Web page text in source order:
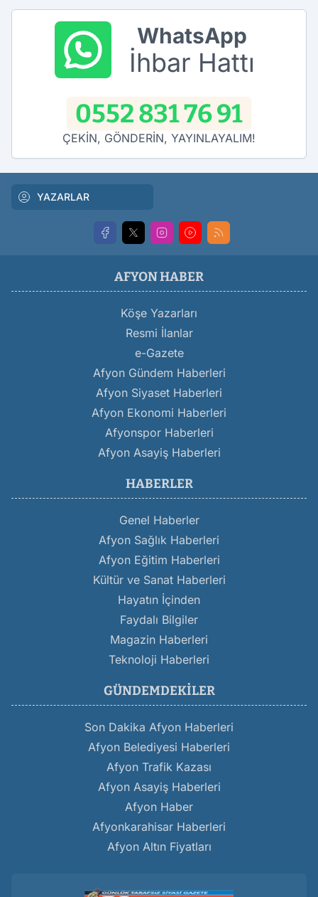
WhatsApp
İhbar Hattı
0552 831 76 91
ÇEKİN, GÖNDERİN, YAYINLAYALIM!
YAZARLAR
AFYON HABER
Köşe Yazarları
Resmi İlanlar
e-Gazete
Afyon Gündem Haberleri
Afyon Siyaset Haberleri
Afyon Ekonomi Haberleri
Afyonspor Haberleri
Afyon Asayiş Haberleri
HABERLER
Genel Haberler
Afyon Sağlık Haberleri
Afyon Eğitim Haberleri
Kültür ve Sanat Haberleri
Hayatın İçinden
Faydalı Bilgiler
Magazin Haberleri
Teknoloji Haberleri
GÜNDEMDEKILER
Son Dakika Afyon Haberleri
Afyon Belediyesi Haberleri
Afyon Trafik Kazası
Afyon Asayiş Haberleri
Afyon Haber
Afyonkarahisar Haberleri
Afyon Altın Fiyatları